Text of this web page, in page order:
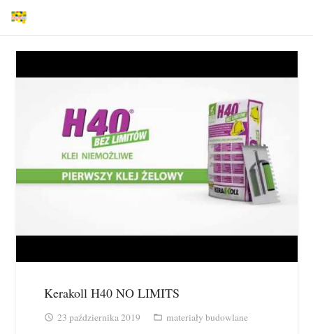
Kerakoll H40 NO LIMITS
access_time 23 października 2019 folder_open materiały budowlane